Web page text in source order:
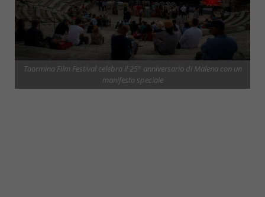
Taormina Film Festival celebra il 25° anniversario di Malena con un
manifesto speciale